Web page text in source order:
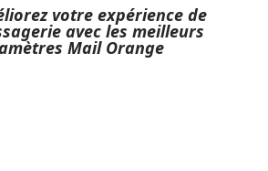
votre expérience de
avec les meilleurs
Mail Orange